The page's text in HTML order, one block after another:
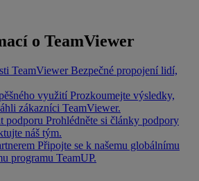
o TeamViewer
TeamViewer Bezpečné propojení lidí,
využití Prozkoumejte výsledky,
zákazníci TeamViewer.
podporu Prohlédněte si články podpory
náš tým.
Připojte se k našemu globálnímu
programu TeamUP.